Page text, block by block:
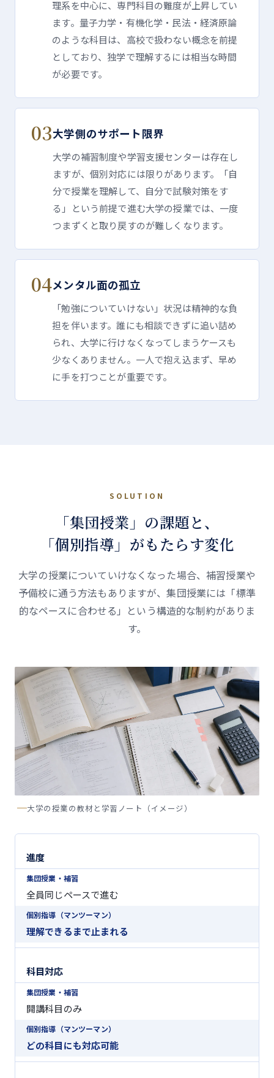
理系を中心に、専門科目の難度が上昇してい
ます。量子力学・有機化学・民法・経済原論
のような科目は、高校で扱わない概念を前提
としており、独学で理解するには相当な時間
が必要です。
03大学側のサポート限界
大学の補習制度や学習支援センターは存在し
ますが、個別対応には限りがあります。「自
分で授業を理解して、自分で試験対策をす
る」という前提で進む大学の授業では、一度
つまずくと取り戻すのが難しくなります。
04メンタル面の孤立
「勉強についていけない」状況は精神的な負
担を伴います。誰にも相談できずに追い詰め
られ、大学に行けなくなってしまうケースも
少なくありません。一人で抱え込まず、早め
に手を打つことが重要です。
SOLUTION
「集団授業」の課題と、
「個別指導」がもたらす変化
大学の授業についていけなくなった場合、補習授業や
予備校に通う方法もありますが、集団授業には「標準
的なペースに合わせる」という構造的な制約がありま
す。
大学の授業の教材と学習ノート（イメージ）
進度
全員同じペースで進む
理解できるまで止まれる
科目対応
開講科目のみ
どの科目にも対応可能